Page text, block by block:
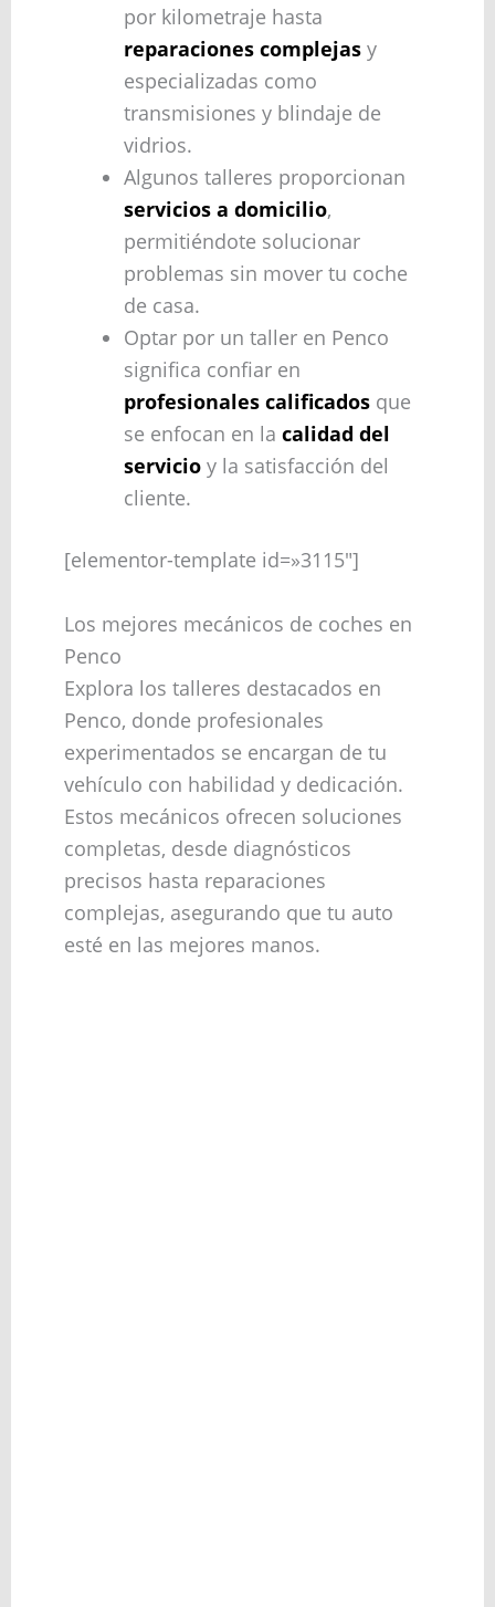
por kilometraje hasta
reparaciones complejasy
especializadas como
transmisiones y blindaje de
vidrios.
Algunos talleres proporcionan
servicios a domicilio,
permitiéndote solucionar
problemas sin mover tu coche
de casa.
Optar por un taller en Penco
significa confiar en
profesionales calificadosque
se enfocan en la calidad del
servicioy la satisfacción del
cliente.
[elementor-template id=»3115″]
Los mejores mecánicos de coches en
Penco
Explora los talleres destacados en
Penco, donde profesionales
experimentados se encargan de tu
vehículo con habilidad y dedicación.
Estos mecánicos ofrecen soluciones
completas, desde diagnósticos
precisos hasta reparaciones
complejas, asegurando que tu auto
esté en las mejores manos.